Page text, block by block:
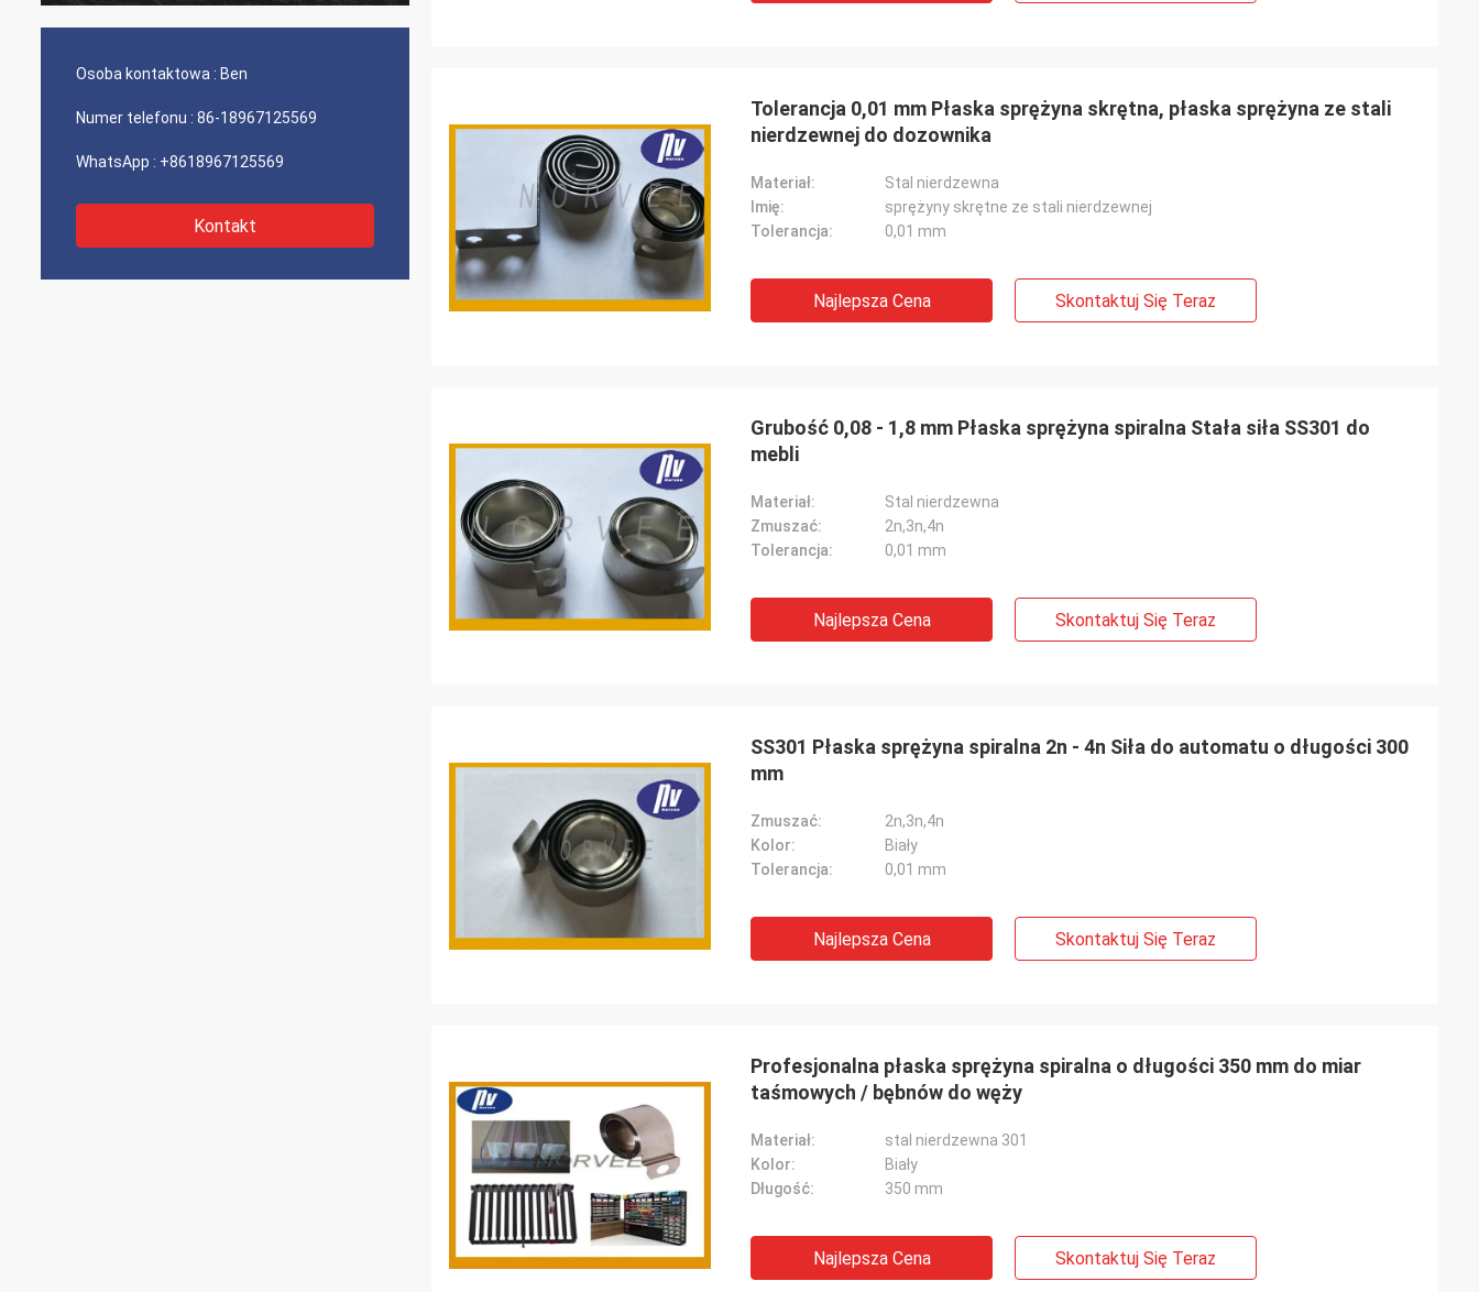
Osoba kontaktowa : Ben
Numer telefonu : 86-18967125569
WhatsApp : +8618967125569
Kontakt
Tolerancja 0,01 mm Płaska sprężyna skrętna, płaska sprężyna ze stali
nierdzewnej do dozownika
Materiał:
Stal nierdzewna
Imię:
sprężyny skrętne ze stali nierdzewnej
Tolerancja:
0,01 mm
Najlepsza Cena Skontaktuj Się Teraz
Grubość 0,08 - 1,8 mm Płaska sprężyna spiralna Stała siła SS301 do
mebli
Materiał:
Stal nierdzewna
Zmuszać:
2n,3n,4n
Tolerancja:
0,01 mm
Najlepsza Cena Skontaktuj Się Teraz
SS301 Płaska sprężyna spiralna 2n - 4n Siła do automatu o długości 300
mm
Zmuszać:
2n,3n,4n
Kolor:
Biały
Tolerancja:
0,01 mm
Najlepsza Cena Skontaktuj Się Teraz
Profesjonalna płaska sprężyna spiralna o długości 350 mm do miar
taśmowych / bębnów do węży
Materiał:
stal nierdzewna 301
Kolor:
Biały
Długość:
350 mm
Najlepsza Cena Skontaktuj Się Teraz